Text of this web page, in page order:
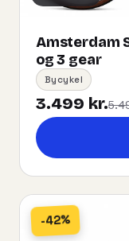
Amsterdam
og 3 gear
Bycykel
3.499 kr.
-42%